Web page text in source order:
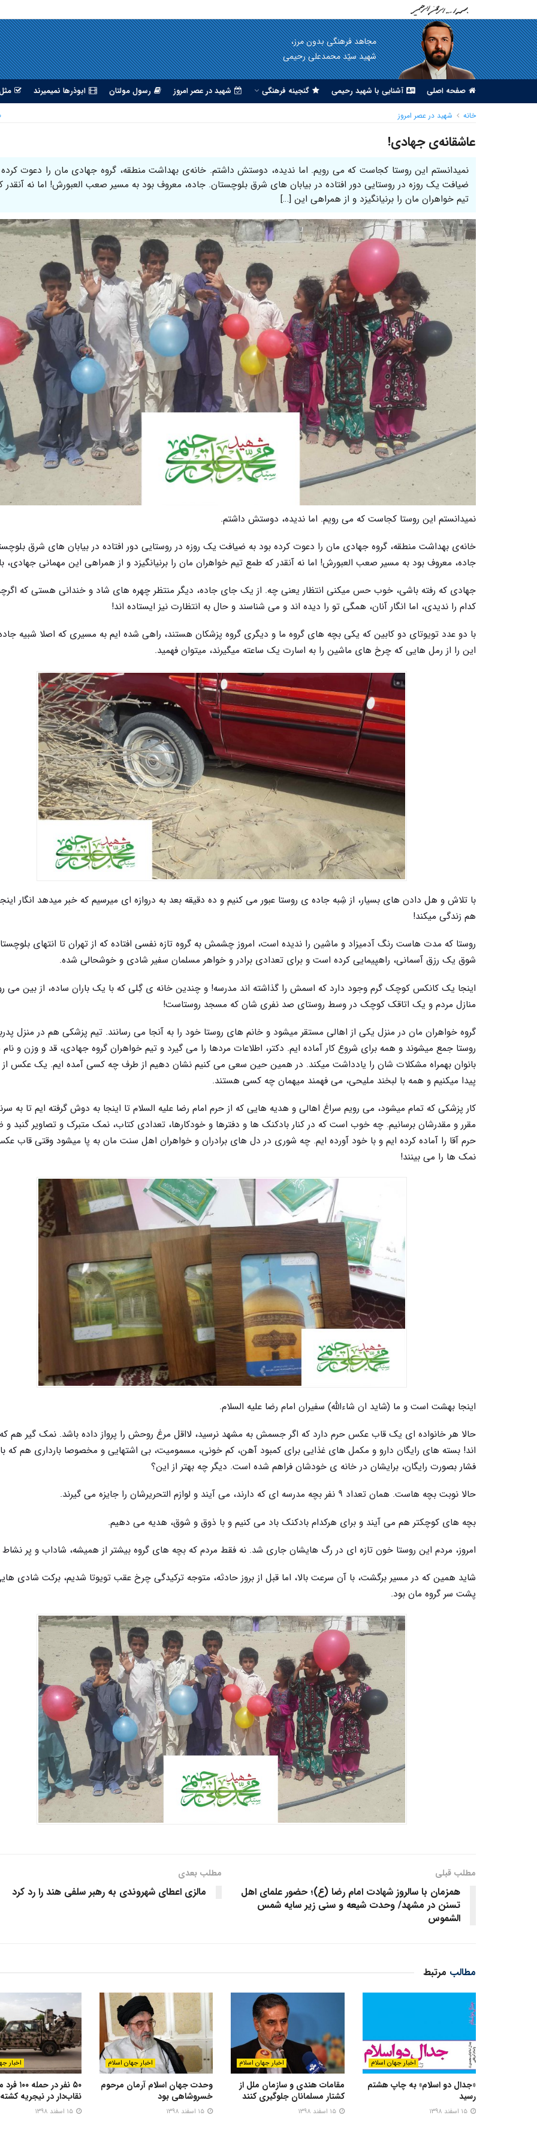
مجاهد فرهنگی بدون مرز،
شهید سیّد محمدعلی رحیمی
صفحه اصلی آشنایی با شهید رحیمی گنجینه فرهنگی شهید در عصر امروز رسول مولتان ابوذرها نمیمیرند
خانه شهید در عصر امروز
عاشقانه‌ی جهادی!
نمیدانستم این روستا کجاست که می رویم. اما ندیده، دوستش داشتم. خانه‌ی بهداشت منطقه، گروه جهادی مان را دعوت کرده
ضیافت یک روزه در روستایی دور افتاده در بیابان های شرق بلوچستان. جاده، معروف بود به مسیر صعب العبورش! اما نه
تیم خواهران مان را برنیانگیزد و از همراهی این […]
نمیدانستم این روستا کجاست که می رویم. اما ندیده، دوستش داشتم.
خانه‌ی بهداشت منطقه، گروه جهادی مان را دعوت کرده بود به ضیافت یک روزه در روستایی دور افتاده در بیابان های شرق
جاده، معروف بود به مسیر صعب العبورش! اما نه آنقدر که طمع تیم خواهران مان را برنیانگیزد و از همراهی این مهمانی جهادی،
جهادی که رفته باشی، خوب حس میکنی انتظار یعنی چه. از یک جای جاده، دیگر منتظر چهره های شاد و خندانی هستی که
کدام را ندیدی، اما انگار آنان، همگی تو را دیده اند و می شناسند و حال به انتظارت نیز ایستاده اند!
با دو عدد تویوتای دو کابین که یکی بچه های گروه ما و دیگری گروه پزشکان هستند، راهی شده ایم به مسیری که اصلا شبیه
این را از رمل هایی که چرخ های ماشین را به اسارت یک ساعته میگیرند، میتوان فهمید.
با تلاش و هل دادن های بسیار، از شِبه جاده ی روستا عبور می کنیم و ده دقیقه بعد به دروازه ای میرسیم که خبر میدهد انگار
هم زندگی میکند!
روستا که مدت هاست رنگ آدمیزاد و ماشین را ندیده است، امروز چشمش به گروه تازه نفسی افتاده که از تهران تا انتهای
شوق یک رزق آسمانی، راهپیمایی کرده است و برای تعدادی برادر و خواهر مسلمان سفیر شادی و خوشحالی شده.
اینجا یک کانکس کوچک گرم وجود دارد که اسمش را گذاشته اند مدرسه! و چندین خانه ی گِلی که با یک باران ساده، از بین می
منازل مردم و یک اتاقک کوچک در وسط روستای صد نفری شان که مسجد روستاست!
گروه خواهران مان در منزل یکی از اهالی مستقر میشود و خانم های روستا خود را به آنجا می رسانند. تیم پزشکی هم در منزل
روستا جمع میشوند و همه برای شروع کار آماده ایم. دکتر، اطلاعات مردها را می گیرد و تیم خواهران گروه جهادی، قد و وزن و
بانوان بهمراه مشکلات شان را یادداشت میکند. در همین حین سعی می کنیم نشان دهیم از طرف چه کسی آمده ایم. یک عکس از
پیدا میکنیم و همه با لبخند ملیحی، می فهمند میهمان چه کسی هستند.
کار پزشکی که تمام میشود، می رویم سراغ اهالی و هدیه هایی که از حرم امام رضا علیه السلام تا اینجا به دوش گرفته ایم تا به
مقرر و مقدرشان برسانیم. چه خوب است که در کنار بادکنک ها و دفترها و خودکارها، تعدادی کتاب، نمک متبرک و تصاویر گنبد
حرم آقا را آماده کرده ایم و با خود آورده ایم. چه شوری در دل های برادران و خواهران اهل سنت مان به پا میشود وقتی قاب
نمک ها را می بینند!
اینجا بهشت است و ما (شاید ان شاءالله) سفیران امام رضا علیه السلام.
حالا هر خانواده ای یک قاب عکس حرم دارد که اگر جسمش به مشهد نرسید، لااقل مرغ روحش را پرواز داده باشد. نمک گیر هم
اند! بسته های رایگان دارو و مکمل های غذایی برای کمبود آهن، کم خونی، مسمومیت، بی اشتهایی و مخصوصا بارداری هم که
فشار بصورت رایگان، برایشان در خانه ی خودشان فراهم شده است. دیگر چه بهتر از این؟
حالا نوبت بچه هاست. همان تعداد ۹ نفر بچه مدرسه ای که دارند، می آیند و لوازم التحریرشان را جایزه می گیرند.
بچه های کوچکتر هم می آیند و برای هرکدام بادکنک باد می کنیم و با ذوق و شوق، هدیه می دهیم.
امروز، مردم این روستا خون تازه ای در رگ هایشان جاری شد. نه فقط مردم که بچه های گروه بیشتر از همیشه، شاداب و پر نشاط
شاید همین که در مسیر برگشت، با آن سرعت بالا، اما قبل از بروز حادثه، متوجه ترکیدگی چرخ عقب تویوتا شدیم، برکت شادی
پشت سر گروه مان بود.
مطلب قبلی
همزمان با سالروز شهادت امام رضا (ع)؛ حضور علمای اهل
تسنن در مشهد/ وحدت شیعه و سنی زیر سایه شمس
الشموس
مطلب بعدی
مالزی اعطای شهروندی به رهبر سلفی هند را رد کرد
مرتبط مطالب
اخبار جهان اسلام
«جدال دو اسلام» به چاپ هشتم
رسید
اخبار جهان اسلام
مقامات هندی و سازمان ملل از
کشتار مسلمانان جلوگیری کنند
۱۵ اسفند ۱۳۹۸
اخبار جهان اسلام
وحدت جهان اسلام آرمان مرحوم
خسروشاهی بود
اخبار
۵۰ نفر در
نقاب‌دار در نیجریه
۱۵ اسفند ۱۳۹۸